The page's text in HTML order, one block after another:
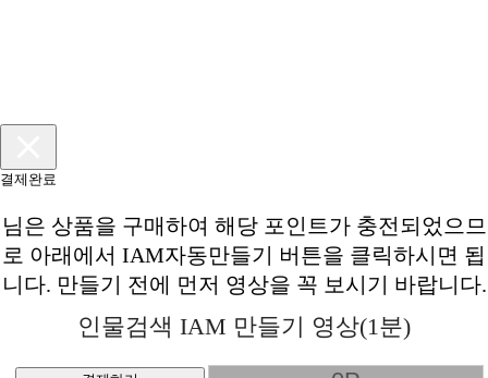
결제완료
님은 상품을 구매하여 해당 포인트가 충전되었으므
로 아래에서 IAM자동만들기 버튼을 클릭하시면 됩
니다. 만들기 전에 먼저 영상을 꼭 보시기 바랍니다.
인물검색 IAM 만들기 영상(1분)